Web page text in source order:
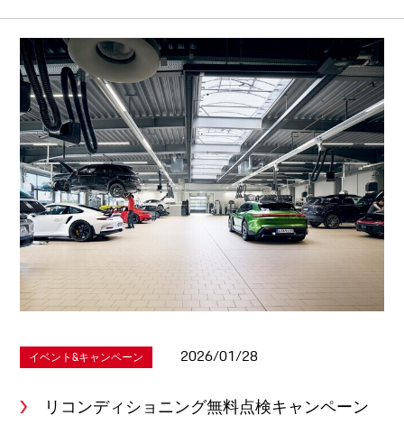
イベント&キャンペーン 2026/01/28
リコンディショニング無料点検キャンペーン